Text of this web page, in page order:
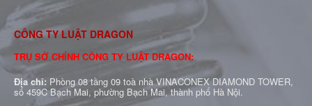
CÔNG TY LUẬT DRAGON
TRỤ SỞ CHÍNH CÔNG TY LUẬT DRAGON:
Địa chỉ: Phòng 08 tầng 09 toà nhà VINACONEX DIAMOND TOWER,
số 459C Bạch Mai, phường Bạch Mai, thành phố Hà Nội.